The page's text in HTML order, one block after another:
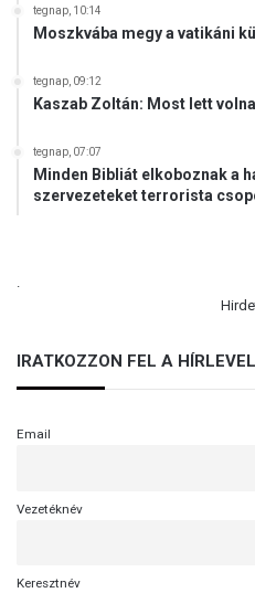
tegnap, 10:14
Moszkvába megy a vatikáni
tegnap, 09:12
Kaszab Zoltán: Most lett
tegnap, 07:07
Minden Bibliát elkoboznak a
szervezeteket terrorista
.
IRATKOZZON FEL A
Email
Vezetéknév
Keresztnév